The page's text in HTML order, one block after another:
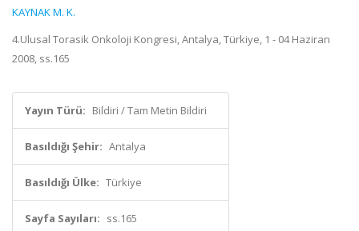
KAYNAK M. K.
4.Ulusal Torasik Onkoloji Kongresi, Antalya, Türkiye, 1 - 04 Haziran
2008, ss.165
Yayın Türü: Bildiri / Tam Metin Bildiri
Basıldığı Şehir: Antalya
Basıldığı Ülke: Türkiye
Sayfa Sayıları: ss.165